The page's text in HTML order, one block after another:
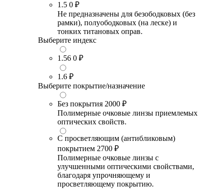
1.5 0 ₽
Не предназначены для безободковых (без
рамки), полуободковых (на леске) и
тонких титановых оправ.
Выберите индекс
1.56 0 ₽
1.6 ₽
Выберите покрытие/назначение
Без покрытия 2000 ₽
Полимерные очковые линзы приемлемых
оптических свойств.
С просветляющим (антибликовым)
покрытием 2700 ₽
Полимерные очковые линзы с
улучшенными оптическими свойствами,
благодаря упрочняющему и
просветляющему покрытию.